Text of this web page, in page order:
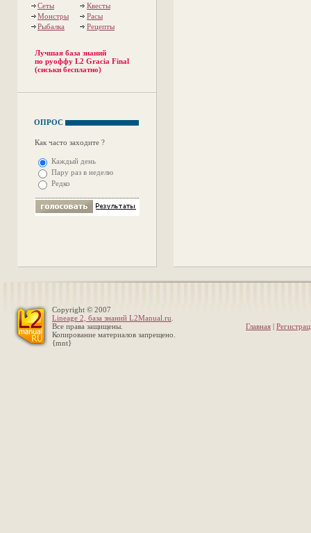
Сеты
Квесты
Монстры
Расы
Рыбалка
Рецепты
Лучшая база знаний
по руоффу L2 Gracia Final
(сиськи бесплатно)
ОПРОС
Как часто заходите ?
Каждый день
Пару раз в неделю
Редко
Copyright © 2007
Lineage 2, база знаний L2Manual.ru
Все права защищены.
Копирование материалов запрещено.
{mnt}
Главная |